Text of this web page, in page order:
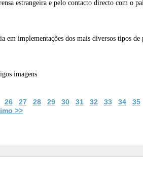
estrangeira e pelo contacto directo com o
implementações dos mais diversos tipos de
imagens
26 27 28 29 30 31 32 33 34 35
>>